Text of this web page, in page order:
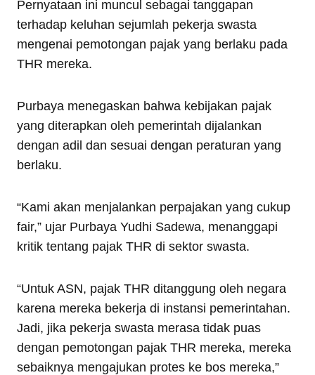
Pernyataan ini muncul sebagai tanggapan
terhadap keluhan sejumlah pekerja swasta
mengenai pemotongan pajak yang berlaku pada
THR mereka.
Purbaya menegaskan bahwa kebijakan pajak
yang diterapkan oleh pemerintah dijalankan
dengan adil dan sesuai dengan peraturan yang
berlaku.
“Kami akan menjalankan perpajakan yang cukup
fair,” ujar Purbaya Yudhi Sadewa, menanggapi
kritik tentang pajak THR di sektor swasta.
“Untuk ASN, pajak THR ditanggung oleh negara
karena mereka bekerja di instansi pemerintahan.
Jadi, jika pekerja swasta merasa tidak puas
dengan pemotongan pajak THR mereka, mereka
sebaiknya mengajukan protes ke bos mereka,”